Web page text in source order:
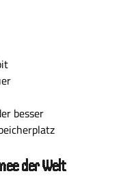
besser
der Welt